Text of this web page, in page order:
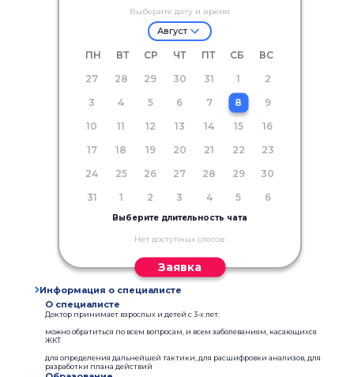
Выберите дату и время
Август
ПН ВТ СР ЧТ ПТ СБ
ВС
27
28 29 30 31 1
2
3
4 5 6 7 8
9
10
11 12 13 14 15
16
17
18 19 20 21 22
23
24
25 26 27 28 29
30
31
1 2 3 4 5 6
Выберите длительность чата
Нет доступных слотов
Заявка
Информация о специалисте
О специалисте
Доктор принимает взрослых и детей с 3-х лет.
можно обратиться по всем вопросам, и всем заболеваниям, касающихся
ЖКТ
для определения дальнейшей тактики, для расшифровки анализов, для
разработки плана действий